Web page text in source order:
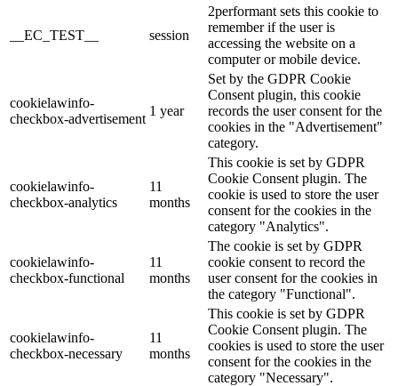
__EC_TEST__ session
2performant sets this cookie to
remember if the user is
accessing the website on a
computer or mobile device.
cookielawinfo-
checkbox-advertisement
1 year
Set by the GDPR Cookie
Consent plugin, this cookie
records the user consent for the
cookies in the "Advertisement"
category.
cookielawinfo-
checkbox-analytics
11
months
This cookie is set by GDPR
Cookie Consent plugin. The
cookie is used to store the user
consent for the cookies in the
category "Analytics".
cookielawinfo-
checkbox-functional
11
months
The cookie is set by GDPR
cookie consent to record the
user consent for the cookies in
the category "Functional".
cookielawinfo-
checkbox-necessary
11
months
This cookie is set by GDPR
Cookie Consent plugin. The
cookies is used to store the user
consent for the cookies in the
category "Necessary".